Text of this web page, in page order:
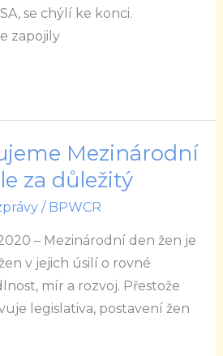
se chýlí ke konci.
zapojily
Mezinárodní
za důležitý
/ BPWCR
– Mezinárodní den žen je
v jejich úsilí o rovné
mír a rozvoj. Přestože
legislativa, postavení žen